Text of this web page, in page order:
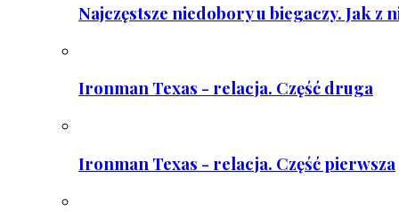
Najczęstsze niedobory u biegaczy. Jak z
Ironman Texas - relacja. Część druga
Ironman Texas - relacja. Część pierwsza